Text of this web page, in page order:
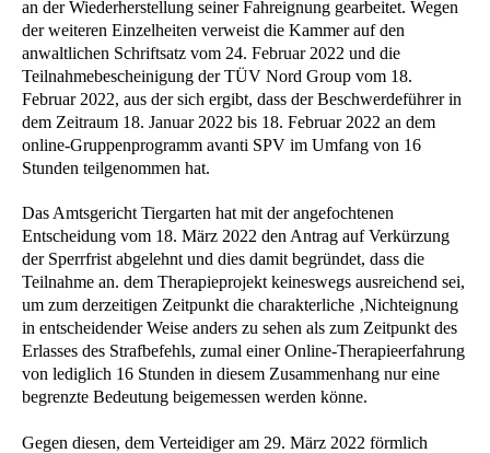
an der Wiederherstellung seiner Fahreignung gearbeitet. Wegen
der weiteren Einzelheiten verweist die Kammer auf den
anwaltlichen Schriftsatz vom 24. Februar 2022 und die
Teilnahmebescheinigung der TÜV Nord Group vom 18.
Februar 2022, aus der sich ergibt, dass der Beschwerdeführer in
dem Zeitraum 18. Januar 2022 bis 18. Februar 2022 an dem
online-Gruppenprogramm avanti SPV im Umfang von 16
Stunden teilgenommen hat.
Das Amtsgericht Tiergarten hat mit der angefochtenen
Entscheidung vom 18. März 2022 den Antrag auf Verkürzung
der Sperrfrist abgelehnt und dies damit begründet, dass die
Teilnahme an. dem Therapieprojekt keineswegs ausreichend sei,
um zum derzeitigen Zeitpunkt die charakterliche ‚Nichteignung
in entscheidender Weise anders zu sehen als zum Zeitpunkt des
Erlasses des Strafbefehls, zumal einer Online-Therapieerfahrung
von lediglich 16 Stunden in diesem Zusammenhang nur eine
begrenzte Bedeutung beigemessen werden könne.
Gegen diesen, dem Verteidiger am 29. März 2022 förmlich